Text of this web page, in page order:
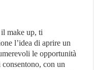
il make up, ti
l’idea di aprire un
le opportunità
con un